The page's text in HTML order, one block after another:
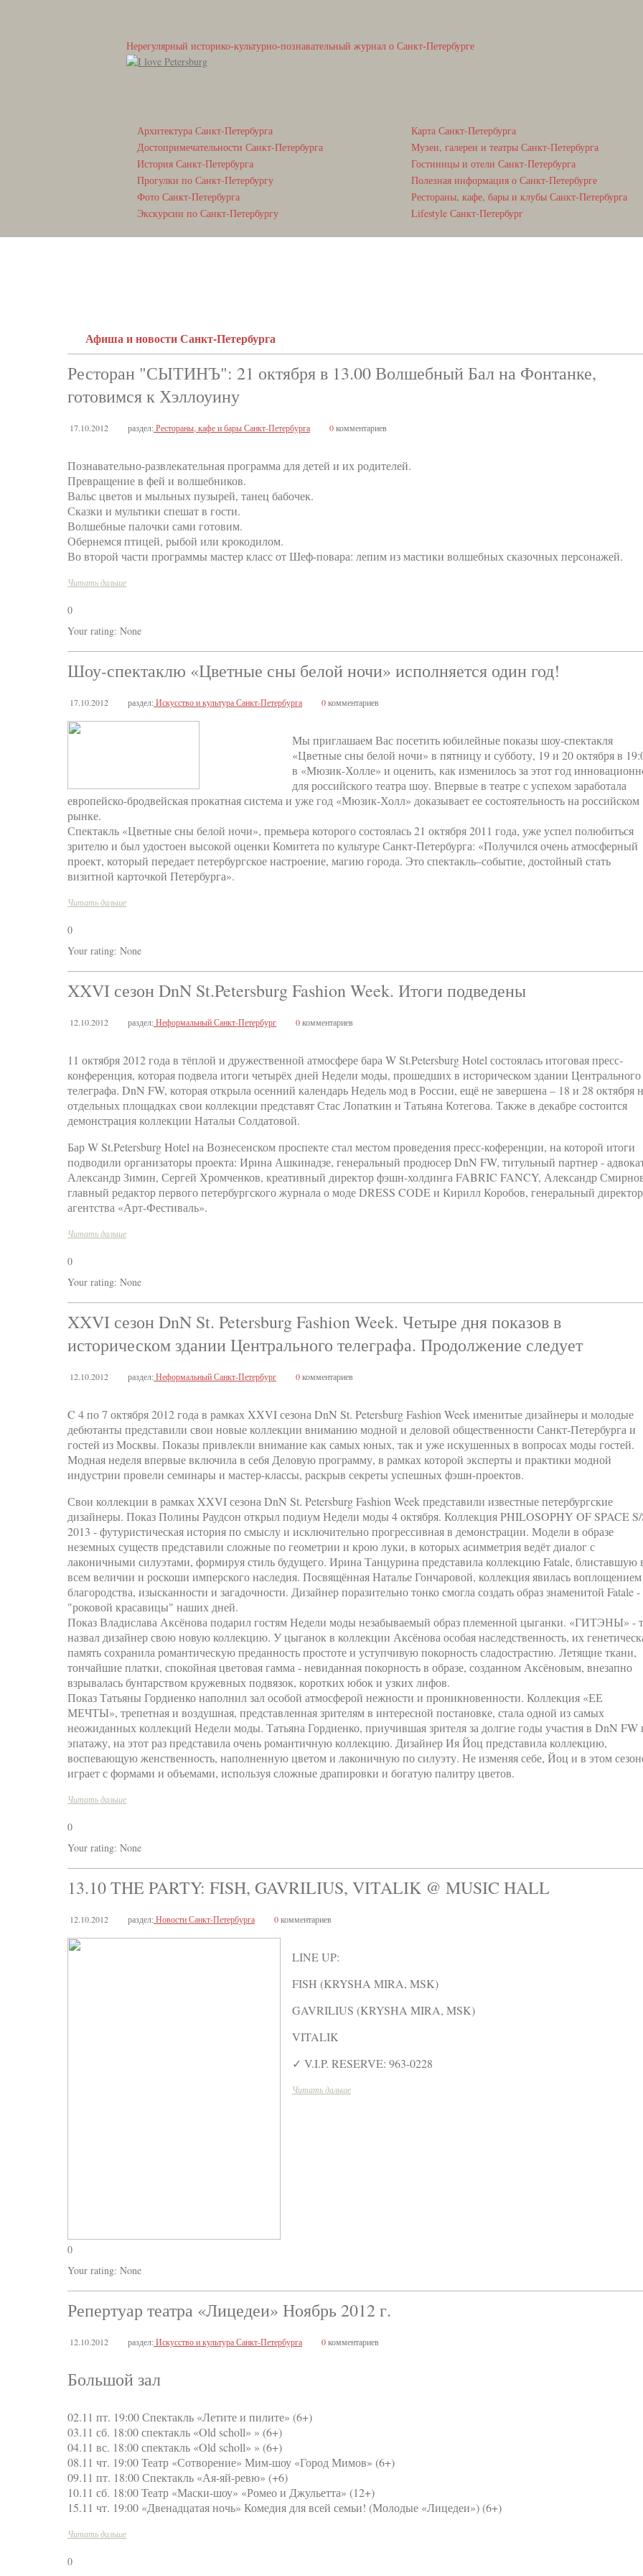
Нерегулярный историко-культурно-познавательный журнал о Санкт-Петербурге
Архитектура Санкт-Петербурга
Достопримечательности Санкт-Петербурга
История Санкт-Петербурга
Прогулки по Санкт-Петербургу
Фото Санкт-Петербурга
Экскурсии по Санкт-Петербургу
Карта Санкт-Петербурга
Музеи, галереи и театры Санкт-Петербурга
Гостиницы и отели Санкт-Петербурга
Полезная информация о Санкт-Петербурге
Рестораны, кафе, бары и клубы Санкт-Петербурга
Lifestyle Санкт-Петербург
Афиша и новости Санкт-Петербурга
Ресторан "СЫТИНЪ": 21 октября в 13.00 Волшебный Бал на Фонтанке,
готовимся к Хэллоуину
17.10.2012 раздел:Рестораны, кафе и бары Санкт-Петербурга 0комментариев
Познавательно-развлекательная программа для детей и их родителей.
Превращение в фей и волшебников.
Вальс цветов и мыльных пузырей, танец бабочек.
Сказки и мультики спешат в гости.
Волшебные палочки сами готовим.
Обернемся птицей, рыбой или крокодилом.
Во второй части программы мастер класс от Шеф-повара: лепим из мастики волшебных сказочных персонажей.
Читать дальше
0
Your rating: None
Шоу-спектаклю «Цветные сны белой ночи» исполняется один год!
17.10.2012 раздел:Искусство и культура Санкт-Петербурга 0комментариев
Мы приглашаем Вас посетить юбилейные показы шоу-спектакля
«Цветные сны белой ночи» в пятницу и субботу, 19 и 20 октября в
в «Мюзик-Холле» и оценить, как изменилось за этот год
для российского театра шоу. Впервые в театре с успехом заработала
европейско-бродвейская прокатная система и уже год «Мюзик-Холл» доказывает ее состоятельность на российском
рынке.
Спектакль «Цветные сны белой ночи», премьера которого состоялась 21 октября 2011 года, уже успел полюбиться
зрителю и был удостоен высокой оценки Комитета по культуре Санкт-Петербурга: «Получился очень атмосферный
проект, который передает петербургское настроение, магию города. Это спектакль–событие, достойный стать
визитной карточкой Петербурга».
Читать дальше
0
Your rating: None
XXVI сезон DnN St.Petersburg Fashion Week. Итоги подведены
12.10.2012 раздел:Неформальный Санкт-Петербург 0комментариев
11 октября 2012 года в тёплой и дружественной атмосфере бара W St.Petersburg Hotel состоялась итоговая пресс-
конференция, которая подвела итоги четырёх дней Недели моды, прошедших в историческом здании Центрального
телеграфа. DnN FW, которая открыла осенний календарь Недель мод в России, ещё не завершена – 18 и 28 октября
отдельных площадках свои коллекции представят Стас Лопаткин и Татьяна Котегова. Также в декабре состоится
демонстрация коллекции Натальи Солдатовой.
Бар W St.Petersburg Hotel на Вознесенском проспекте стал местом проведения пресс-коференции, на которой итоги
подводили организаторы проекта: Ирина Ашкинадзе, генеральный продюсер DnN FW, титульный партнер -
Александр Зимин, Сергей Хромченков, креативный директор фэшн-холдинга FABRIC FANCY, Александр
главный редактор первого петербургского журнала о моде DRESS CODE и Кирилл Коробов, генеральный директор
агентства «Арт-Фестиваль».
Читать дальше
0
Your rating: None
XXVI сезон DnN St. Petersburg Fashion Week. Четыре дня показов в
историческом здании Центрального телеграфа. Продолжение следует
12.10.2012 раздел:Неформальный Санкт-Петербург 0комментариев
C 4 по 7 октября 2012 года в рамках XXVI сезона DnN St. Petersburg Fashion Week именитые дизайнеры и молодые
дебютанты представили свои новые коллекции вниманию модной и деловой общественности Санкт-Петербурга и
гостей из Москвы. Показы привлекли внимание как самых юных, так и уже искушенных в вопросах моды гостей.
Модная неделя впервые включила в себя Деловую программу, в рамках которой эксперты и практики модной
индустрии провели семинары и мастер-классы, раскрыв секреты успешных фэшн-проектов.
Свои коллекции в рамках XXVI сезона DnN St. Petersburg Fashion Week представили известные петербургские
дизайнеры. Показ Полины Раудсон открыл подиум Недели моды 4 октября. Коллекция PHILOSOPHY OF SPACE
2013 - футуристическая история по смыслу и исключительно прогрессивная в демонстрации. Модели в образе
неземных существ представили сложные по геометрии и крою луки, в которых асимметрия ведёт диалог с
лаконичными силуэтами, формируя стиль будущего. Ирина Танцурина представила коллекцию Fatale, блиставшую
всем величии и роскоши имперского наследия. Посвящённая Наталье Гончаровой, коллекция явилась воплощением
благородства, изысканности и загадочности. Дизайнер поразительно тонко смогла создать образ знаменитой Fatale -
"роковой красавицы" наших дней.
Показ Владислава Аксёнова подарил гостям Недели моды незабываемый образ племенной цыганки. «ГИТЭНЫ» -
назвал дизайнер свою новую коллекцию. У цыганок в коллекции Аксёнова особая наследственность, их
память сохранила романтическую преданность простоте и уступчивую покорность сладострастию. Летящие ткани,
тончайшие платки, спокойная цветовая гамма - невиданная покорность в образе, созданном Аксёновым, внезапно
взрывалась бунтарством кружевных подвязок, коротких юбок и узких лифов.
Показ Татьяны Гордиенко наполнил зал особой атмосферой нежности и проникновенности. Коллекция «ЕЕ
МЕЧТЫ», трепетная и воздушная, представленная зрителям в интересной постановке, стала одной из самых
неожиданных коллекций Недели моды. Татьяна Гордиенко, приучившая зрителя за долгие годы участия в DnN FW
эпатажу, на этот раз представила очень романтичную коллекцию. Дизайнер Ия Йоц представила коллекцию,
воспевающую женственность, наполненную цветом и лаконичную по силуэту. Не изменяя себе, Йоц и в этом
играет с формами и объемами, используя сложные драпировки и богатую палитру цветов.
Читать дальше
0
Your rating: None
13.10 THE PARTY: FISH, GAVRILIUS, VITALIK @ MUSIC HALL
12.10.2012 раздел:Новости Санкт-Петербурга 0комментариев
LINE UP:
FISH (KRYSHA MIRA, MSK)
GAVRILIUS (KRYSHA MIRA, MSK)
VITALIK
✓ V.I.P. RESERVE: 963-0228
Читать дальше
0
Your rating: None
Репертуар театра «Лицедеи» Ноябрь 2012 г.
12.10.2012 раздел:Искусство и культура Санкт-Петербурга 0комментариев
Большой зал
02.11 пт. 19:00 Спектакль «Летите и пилите» (6+)
03.11 сб. 18:00 спектакль «Old scholl» » (6+)
04.11 вс. 18:00 спектакль «Old scholl» » (6+)
08.11 чт. 19:00 Театр «Сотворение» Мим-шоу «Город Мимов» (6+)
09.11 пт. 18:00 Спектакль «Ая-яй-ревю» (+6)
10.11 сб. 18:00 Театр «Маски-шоу» «Ромео и Джульетта» (12+)
15.11 чт. 19:00 «Двенадцатая ночь» Комедия для всей семьи! (Молодые «Лицедеи») (6+)
Читать дальше
0